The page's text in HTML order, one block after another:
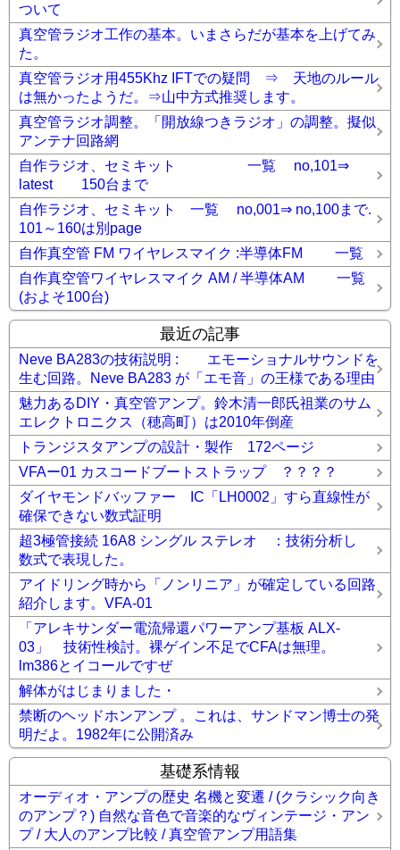
ついて
真空管ラジオ工作の基本。いまさらだが基本を上げてみ
た。
真空管ラジオ用455Khz IFTでの疑問 ⇒ 天地のルール
は無かったようだ。⇒山中方式推奨します。
真空管ラジオ調整。「開放線つきラジオ」の調整。擬似
アンテナ回路網
自作ラジオ、セミキット 一覧 no,101⇒
latest 150台まで
自作ラジオ、セミキット 一覧 no,001⇒ no,100まで.
101～160は別page
自作真空管 FM ワイヤレスマイク :半導体FM 一覧
自作真空管ワイヤレスマイク AM / 半導体AM 一覧
(およそ100台)
最近の記事
Neve BA283の技術説明 : エモーショナルサウンドを
生む回路。Neve BA283 が「エモ音」の王様である理由
魅力あるDIY・真空管アンプ。鈴木清一郎氏祖業のサム
エレクトロニクス（穂高町）は2010年倒産
トランジスタアンプの設計・製作 172ページ
VFAー01 カスコードブートストラップ ？？？？
ダイヤモンドバッファー IC「LH0002」すら直線性が
確保できない数式証明
超3極管接続 16A8 シングル ステレオ ：技術分析し
数式で表現した。
アイドリング時から「ノンリニア」が確定している回路
紹介します。VFA-01
「アレキサンダー電流帰還パワーアンプ基板 ALX-
03」 技術性検討。裸ゲイン不足でCFAは無理。
lm386とイコールですぜ
解体がはじまりました・
禁断のヘッドホンアンプ 。これは、サンドマン博士の発
明だよ。1982年に公開済み
基礎系情報
オーディオ・アンプの歴史 名機と変遷 / (クラシック向き
のアンプ？) 自然な音色で音楽的なヴィンテージ・アン
プ / 大人のアンプ比較 / 真空管アンプ用語集